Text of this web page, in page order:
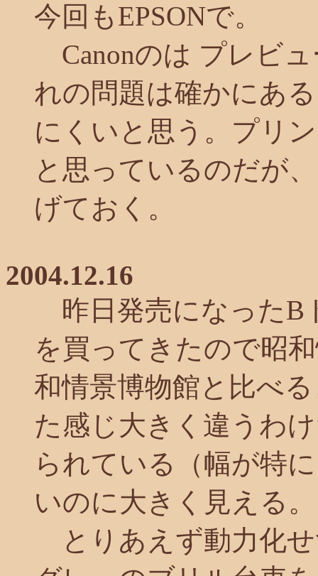
今回もEPSONで。
Canonのは プレビ
れの問題は確かにあ
にくいと思う。プリ
と思っているのだが
げておく。
2004.12.16
昨日発売になったB
を買ってきたので昭
和情景博物館と比べ
た感じ大きく違うわ
られている（幅が特
いのに大きく見える。
とりあえず動力化